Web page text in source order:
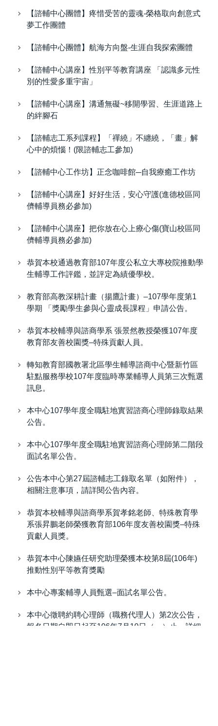
【諮輔中心團體】疼惜受苦的靈魂-榮格取向創意式
夢工作團體
【諮輔中心團體】航海方向盤-生涯自我探索團體
【諮輔中心講座】性別平等教育講座 「認識多元性
別的性愛多重宇宙」
【諮輔中心講座】溝通無礙~移開學習、生涯道路上
的絆腳石
【諮輔志工系列課程】「禪繞」不纏繞，「畫」解
心中的煩惱！(限諮輔志工參加)
【諮輔中心工作坊】正念咖啡館─自我療癒工作坊
【諮輔中心講座】好好生活，安心守護(進德校區同
儕輔導員務必參加)
【諮輔中心講座】把你放在心上療心傷(寶山校區同
儕輔導員務必參加)
恭賀本校通過教育部107年度公私立大專校院推動學
生輔導工作評鑑，並評定為績優學校。
教育部高教深耕計畫（揚鷹計畫）–107學年度第1
學期 「獎勵學生參與心靈成長課程」申請公告。
恭賀本校輔導與諮商學系 張景然教授榮獲107年度
教育部友善校園獎–特殊貢獻人員。
轉知教育部國教署北區學生輔導諮商中心暨新竹區
駐點服務學校107年度臨時專業輔導人員第三次甄選
訊息。
本中心107學年度全職駐地實習諮商心理師錄取結果
公告。
本中心107學年度全職駐地實習諮商心理師第二階段
面試名單公告。
公告本中心第27屆諮輔志工錄取名單（如附件），
相關注意事項，請詳閱公告內容。
恭賀本校輔導與諮商學系賀孝銘老師、特殊教育學
系張昇鵬老師榮獲教育部106年度友善校園獎–特殊
貢獻人員獎。
恭賀本中心陳嬿任研究助理榮獲本校第8屆(106年)
推動性別平等教育獎勵
本中心專案輔導人員甄選–面試名單公告。
本中心徵聘約聘心理師（職務代理人）第2次公告，
報名日期自即日起至106年7月10日（一）止，詳細